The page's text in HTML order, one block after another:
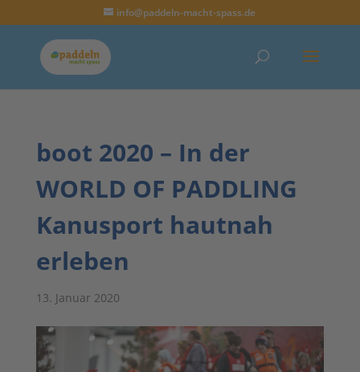
info@paddeln-macht-spass.de
boot 2020 – In der
WORLD OF PADDLING
Kanusport hautnah
erleben
13. Januar 2020